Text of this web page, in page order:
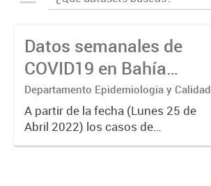
Datos semanales de
COVID19 en Bahía
Blanca
Departamento Epidemiologia y Calidad
A partir de la fecha (Lunes 25 de
Abril 2022) los casos de
Coronavirus se informarán